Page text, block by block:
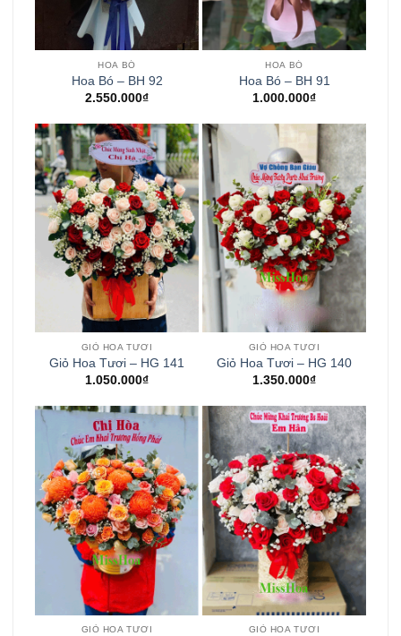
HOA BÓ
Hoa Bó – BH 92
2.550.000₫
HOA BÓ
Hoa Bó – BH 91
1.000.000₫
GIỎ HOA TƯƠI
Giỏ Hoa Tươi – HG 141
1.050.000₫
GIỎ HOA TƯƠI
Giỏ Hoa Tươi – HG 140
1.350.000₫
GIỎ HOA TƯƠI GIỎ HOA TƯƠI